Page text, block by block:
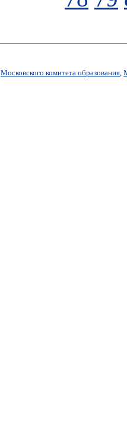
Московского комитета образования,